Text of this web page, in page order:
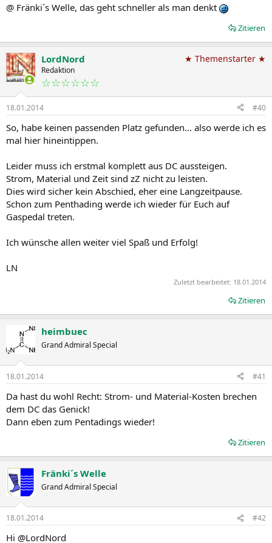
@ Fränki´s Welle, das geht schneller als man denkt
Zitieren
LordNord
Redaktion
☆☆☆☆☆☆
★ Themenstarter ★
18.01.2014 #40
So, habe keinen passenden Platz gefunden... also werde ich es
mal hier hineintippen.
Leider muss ich erstmal komplett aus DC aussteigen.
Strom, Material und Zeit sind zZ nicht zu leisten.
Dies wird sicher kein Abschied, eher eine Langzeitpause.
Schon zum Penthading werde ich wieder für Euch auf
Gaspedal treten.
Ich wünsche allen weiter viel Spaß und Erfolg!
LN
Zuletzt bearbeitet: 18.01.2014
Zitieren
heimbuec
Grand Admiral Special
18.01.2014 #41
Da hast du wohl Recht: Strom- und Material-Kosten brechen
dem DC das Genick!
Dann eben zum Pentadings wieder!
Zitieren
Fränki´s Welle
Grand Admiral Special
18.01.2014 #42
Hi @LordNord